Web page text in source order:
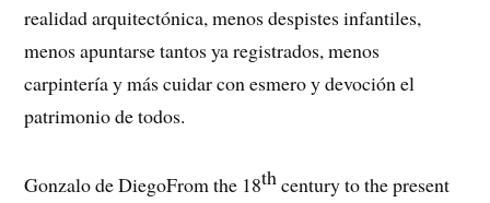
realidad arquitectónica, menos despistes infantiles,
menos apuntarse tantos ya registrados, menos
carpintería y más cuidar con esmero y devoción el
patrimonio de todos.
Gonzalo de DiegoFrom the 18thcentury to the present